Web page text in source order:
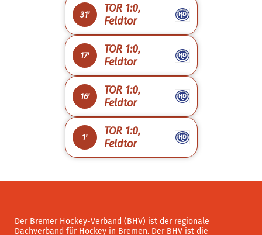
31'
TOR 1:0,
Feldtor
17'
TOR 1:0,
Feldtor
16'
TOR 1:0,
Feldtor
1'
TOR 1:0,
Feldtor
Der Bremer Hockey-Verband (BHV) ist der regionale
Dachverband für Hockey in Bremen. Der BHV ist die